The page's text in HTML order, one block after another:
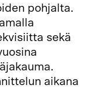
pohjalta.
sekä
aikana